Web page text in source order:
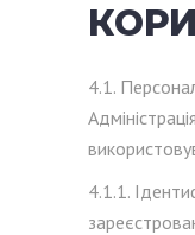
4.1.
4.1.1.